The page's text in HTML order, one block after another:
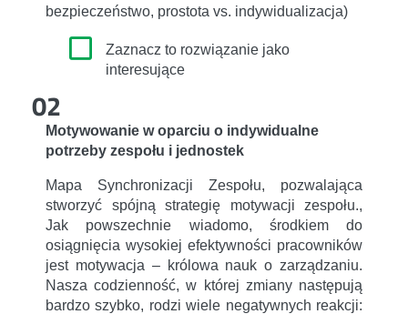
bezpieczeństwo, prostota vs. indywidualizacja)
Zaznacz to rozwiązanie jako
interesujące
02
Motywowanie w oparciu o indywidualne
potrzeby zespołu i jednostek
Mapa Synchronizacji Zespołu, pozwalająca
stworzyć spójną strategię motywacji zespołu.,
Jak powszechnie wiadomo, środkiem do
osiągnięcia wysokiej efektywności pracowników
jest motywacja – królowa nauk o zarządzaniu.
Nasza codzienność, w której zmiany następują
bardzo szybko, rodzi wiele negatywnych reakcji: